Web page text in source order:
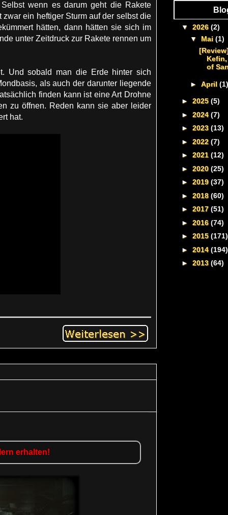
wenn es darum geht die Rakete
ein heftiger Sturm auf der selbst die
hätten, dann hätten sie sich im
unter Zeitdruck zur Rakete rennen um
Und sobald man die Erde hinter sich
als auch der darunter liegende
finden kann ist eine Art Drohne
zu öffnen. Reden kann sie aber leider
hat.
erhalten!
▼ 2026(2)
▼ Mai (1)
of
► April (1)
► 2025(5)
► 2024(7)
► 2023(13)
► 2022 (7)
► 2021 (12)
► 2020(25)
► 2019(37)
► 2018(60)
► 2017(51)
► 2016(74)
► 2015(171)
► 2014(194)
► 2013(64)